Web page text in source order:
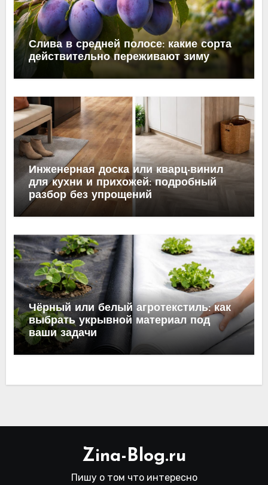
Слива в средней полосе: какие сорта
действительно переживают зиму
Инженерная доска или кварц-винил
для кухни и прихожей: подробный
разбор без упрощений
Чёрный или белый агротекстиль: как
выбрать укрывной материал под
ваши задачи
Zina-Blog.ru
Пишу о том что интересно